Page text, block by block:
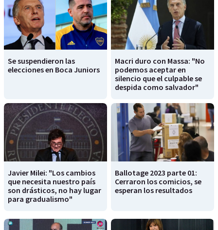
Se suspendieron las
elecciones en Boca Juniors
Macri duro con Massa: "No
podemos aceptar en
silencio que el culpable se
despida como salvador"
Javier Milei: "Los cambios
que necesita nuestro país
son drásticos, no hay lugar
para gradualismo"
Ballotage 2023 parte 01:
Cerraron los comicios, se
esperan los resultados